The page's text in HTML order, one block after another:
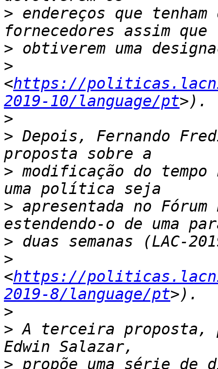
> endereços que
>
>
<https://
2019-10/language/pt
>
> Depois, Fernando
> modificação do
> apresentada no
>
>
<https://
2019-8/language/pt
>
> A terceira proposta,
> propõe uma série de